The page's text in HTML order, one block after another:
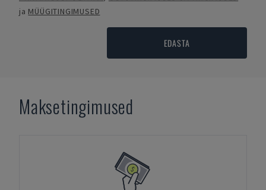
ja MÜÜGITINGIMUSED
EDASTA
Maksetingimused